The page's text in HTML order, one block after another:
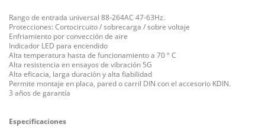
Rango de entrada universal 88-264AC 47-63Hz.
Protecciones:Cortocircuito /sobrecarga / sobre voltaje
Enfriamiento porconvección de aire
Indicador LED para encendido
Alta temperatura hasta de funcionamientoa 70º C
Alta resistencia enensayos de vibración 5G
Alta eficacia, larga duración y alta fiabilidad
Permite montaje en placa, pared o carril DIN con el accesorio KDIN.
3 años de garantía
Especificaciones